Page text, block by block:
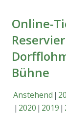
Online-
Bühne
Anstehend
2020 2019